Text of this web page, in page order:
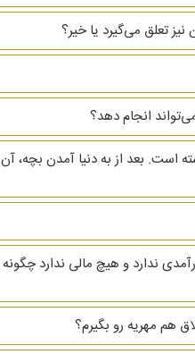
تعلق می‌گیرد یا خیر؟
انجام دهد؟
است. بعد از به دنیا آمدن بچه، آن
ندارد و هیچ مالی ندارد چگونه